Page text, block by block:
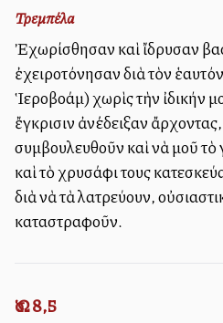
Τρεμπέλα
Ἐχωρίσθησαν καὶ ἴδρυσαν
ἐχειροτόνησαν διὰ τὸν
Ἱεροβοάμ) χωρὶς τὴν ἰδικήν
ἔγκρισιν ἀνέδειξαν
συμβουλευθοῦν καὶ νὰ μοῦ
καὶ τὸ χρυσάφι τους
διὰ νὰ τὰ λατρεύουν,
καταστραφοῦν.
Ὡσ. 8,5